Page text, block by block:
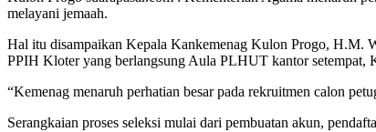
melayani jemaah.
Hal itu disampaikan Kepala Kankemenag Kulon Progo, H.M.
PPIH Kloter yang berlangsung Aula PLHUT kantor setempat,
“Kemenag menaruh perhatian besar pada rekruitmen calon
Serangkaian proses seleksi mulai dari pembuatan akun,